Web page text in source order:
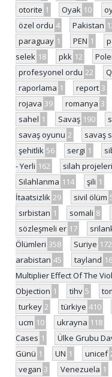
otorite 1 Oyak 10
özel ordu 4 Pakistan
paraguay 1 PEN 1
selek 18 pkk 12
profesyonel ordu 22
raporlama 1 report 3
rojava 39 romanya 3
sahel 1 Savaş 190
savaş oyunu 2 savaş
şehitlik 56 sergi 1
- Yerli 162 silah projeleri
Silahlanma 114 şili 1
İtaatsizlik 29 sivil ölüm
sırbistan 1 somali 8
sözleşmeli er 17
Ölümleri 358 Suriye 172
arabistan 45 tayland 16
Multiplier Effect Of The
Objection 1 tihv 5
turkey 2 türkiye 410
ucm 10 ukrayna 118
Cases 1 Ülke Grubu
Günü 1 UN 1 unicef
vegan 3 Venezuela 1